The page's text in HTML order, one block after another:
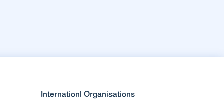
Internationl Organisations